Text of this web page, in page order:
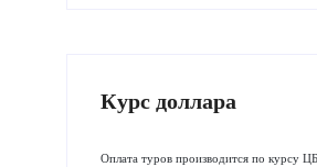
Курс доллара
Оплата туров производится по курсу